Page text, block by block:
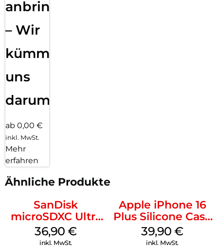
anbringen
– Wir
kümmern
uns
darum!
ab 0,00 €
inkl. MwSt.
Mehr
erfahren
Ähnliche Produkte
SanDisk
microSDXC Ultra
128 GB + Adapter
Mobile
36,90€
inkl. MwSt.
Apple iPhone 16
Plus Silicone Case
MagSafe Plum
39,90€
inkl. MwSt.